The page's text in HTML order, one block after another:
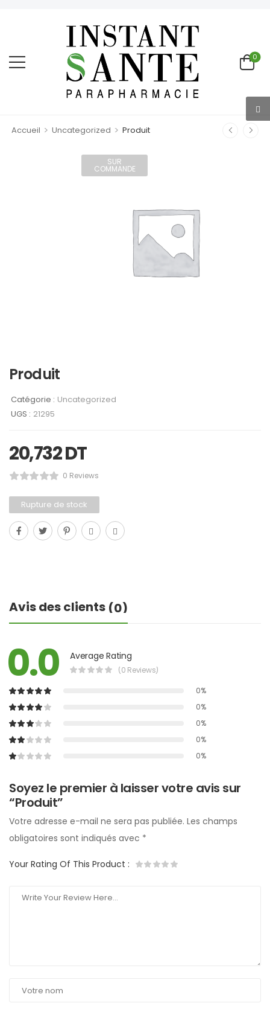
0
Accueil > Uncategorized > Produit
SUR
COMMANDE
Produit
Catégorie : Uncategorized
UGS : 21295
20,732DT
0 Reviews
Rupture de stock
Avis des clients (0)
0.0 Average Rating
(0 Reviews)
0%
0%
0%
0%
0%
Soyez le premier à laisser votre avis sur
“Produit”
Votre adresse e-mail ne sera pas publiée. Les champs
obligatoires sont indiqués avec *
Your Rating Of This Product :